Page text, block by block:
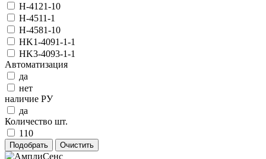
Н-4121-10
Н-4511-1
Н-4581-10
НK1-4091-1-1
НK3-4093-1-1
Автоматизация
да
нет
наличие РУ
да
Количество шт.
110